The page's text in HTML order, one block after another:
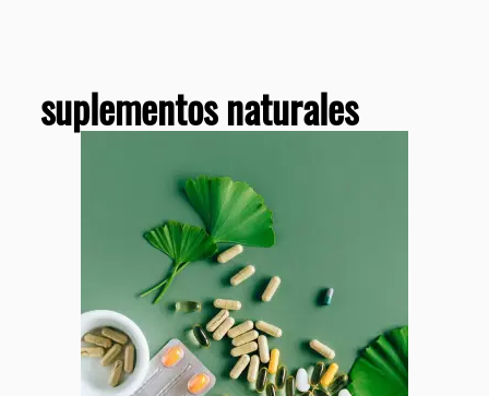
suplementos naturales